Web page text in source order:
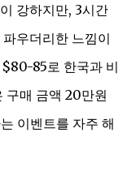
강하지만, 3시간
우더리한 느낌이
85로 한국과 비
구매 금액 20만원
이벤트를 자주 해